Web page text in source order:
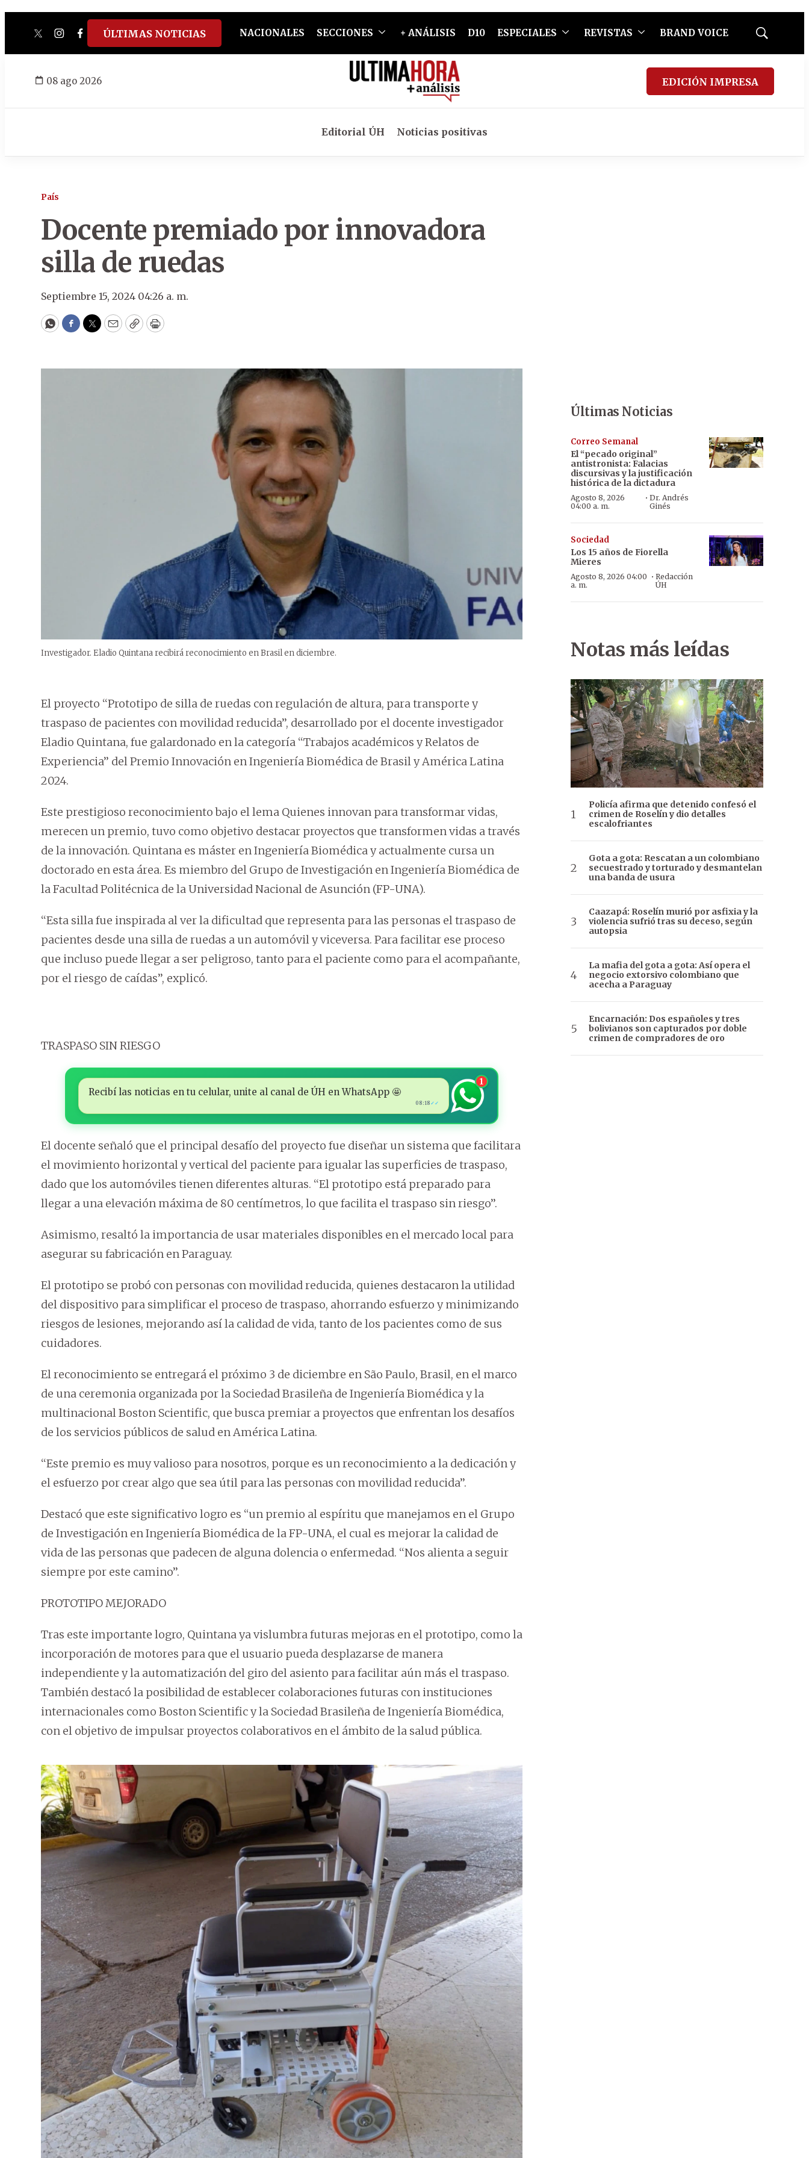
twitterinstagram
facebook
tiktokyoutube
spotify
ÚLTIMAS NOTICIAS NACIONALES SECCIONES + ANÁLISIS D10 ESPECIALES REVISTAS BRAND VOICE
Mostrar
08 ago 2026 EDICIÓN IMPRESA
Editorial ÚH Noticias positivas
País
Docente premiado por innovadora
silla de ruedas
Septiembre 15, 2024 04:26 a. m.
WhatsApp
Facebook
Twitter
EmailCopyPrint
Investigador. Eladio Quintana recibirá reconocimiento en Brasil en diciembre.
El proyecto ‘‘Prototipo de silla de ruedas con regulación de altura, para transporte y
traspaso de pacientes con movilidad reducida’’, desarrollado por el docente investigador
Eladio Quintana, fue galardonado en la categoría ‘‘Trabajos académicos y Relatos de
Experiencia’’ del Premio Innovación en Ingeniería Biomédica de Brasil y América Latina
2024.
Este prestigioso reconocimiento bajo el lema Quienes innovan para transformar vidas,
merecen un premio, tuvo como objetivo destacar proyectos que transformen vidas a través
de la innovación. Quintana es máster en Ingeniería Biomédica y actualmente cursa un
doctorado en esta área. Es miembro del Grupo de Investigación en Ingeniería Biomédica de
la Facultad Politécnica de la Universidad Nacional de Asunción (FP-UNA).
‘‘Esta silla fue inspirada al ver la dificultad que representa para las personas el traspaso de
pacientes desde una silla de ruedas a un automóvil y viceversa. Para facilitar ese proceso
que incluso puede llegar a ser peligroso, tanto para el paciente como para el acompañante,
por el riesgo de caídas’’, explicó.
TRASPASO SIN RIESGO
Recibí las noticias en tu celular, unite al canal de ÚH en WhatsApp 🤩
08:18 ✓✓
1
El docente señaló que el principal desafío del proyecto fue diseñar un sistema que facilitara
el movimiento horizontal y vertical del paciente para igualar las superficies de traspaso,
dado que los automóviles tienen diferentes alturas. ‘‘El prototipo está preparado para
llegar a una elevación máxima de 80 centímetros, lo que facilita el traspaso sin riesgo’’.
Asimismo, resaltó la importancia de usar materiales disponibles en el mercado local para
asegurar su fabricación en Paraguay.
El prototipo se probó con personas con movilidad reducida, quienes destacaron la utilidad
del dispositivo para simplificar el proceso de traspaso, ahorrando esfuerzo y minimizando
riesgos de lesiones, mejorando así la calidad de vida, tanto de los pacientes como de sus
cuidadores.
El reconocimiento se entregará el próximo 3 de diciembre en São Paulo, Brasil, en el marco
de una ceremonia organizada por la Sociedad Brasileña de Ingeniería Biomédica y la
multinacional Boston Scientific, que busca premiar a proyectos que enfrentan los desafíos
de los servicios públicos de salud en América Latina.
‘‘Este premio es muy valioso para nosotros, porque es un reconocimiento a la dedicación y
el esfuerzo por crear algo que sea útil para las personas con movilidad reducida’’.
Destacó que este significativo logro es “un premio al espíritu que manejamos en el Grupo
de Investigación en Ingeniería Biomédica de la FP-UNA, el cual es mejorar la calidad de
vida de las personas que padecen de alguna dolencia o enfermedad. ‘‘Nos alienta a seguir
siempre por este camino’’.
PROTOTIPO MEJORADO
Tras este importante logro, Quintana ya vislumbra futuras mejoras en el prototipo, como la
incorporación de motores para que el usuario pueda desplazarse de manera
independiente y la automatización del giro del asiento para facilitar aún más el traspaso.
También destacó la posibilidad de establecer colaboraciones futuras con instituciones
internacionales como Boston Scientific y la Sociedad Brasileña de Ingeniería Biomédica,
con el objetivo de impulsar proyectos colaborativos en el ámbito de la salud pública.
Últimas Noticias
Correo Semanal
El “pecado original”
antistronista: Falacias
discursivas y la justificación
histórica de la dictadura
Agosto 8, 2026
04:00 a. m.
·Dr. Andrés
Ginés
Sociedad
Los 15 años de Fiorella
Mieres
Agosto 8, 2026 04:00
a. m.
· Redacción
ÚH
Notas más leídas
Policía afirma que detenido confesó el
crimen de Roselín y dio detalles
escalofriantes
Gota a gota: Rescatan a un colombiano
secuestrado y torturado y desmantelan
una banda de usura
Caazapá: Roselín murió por asfixia y la
violencia sufrió tras su deceso, según
autopsia
La mafia del gota a gota: Así opera el
negocio extorsivo colombiano que
acecha a Paraguay
Encarnación: Dos españoles y tres
bolivianos son capturados por doble
crimen de compradores de oro